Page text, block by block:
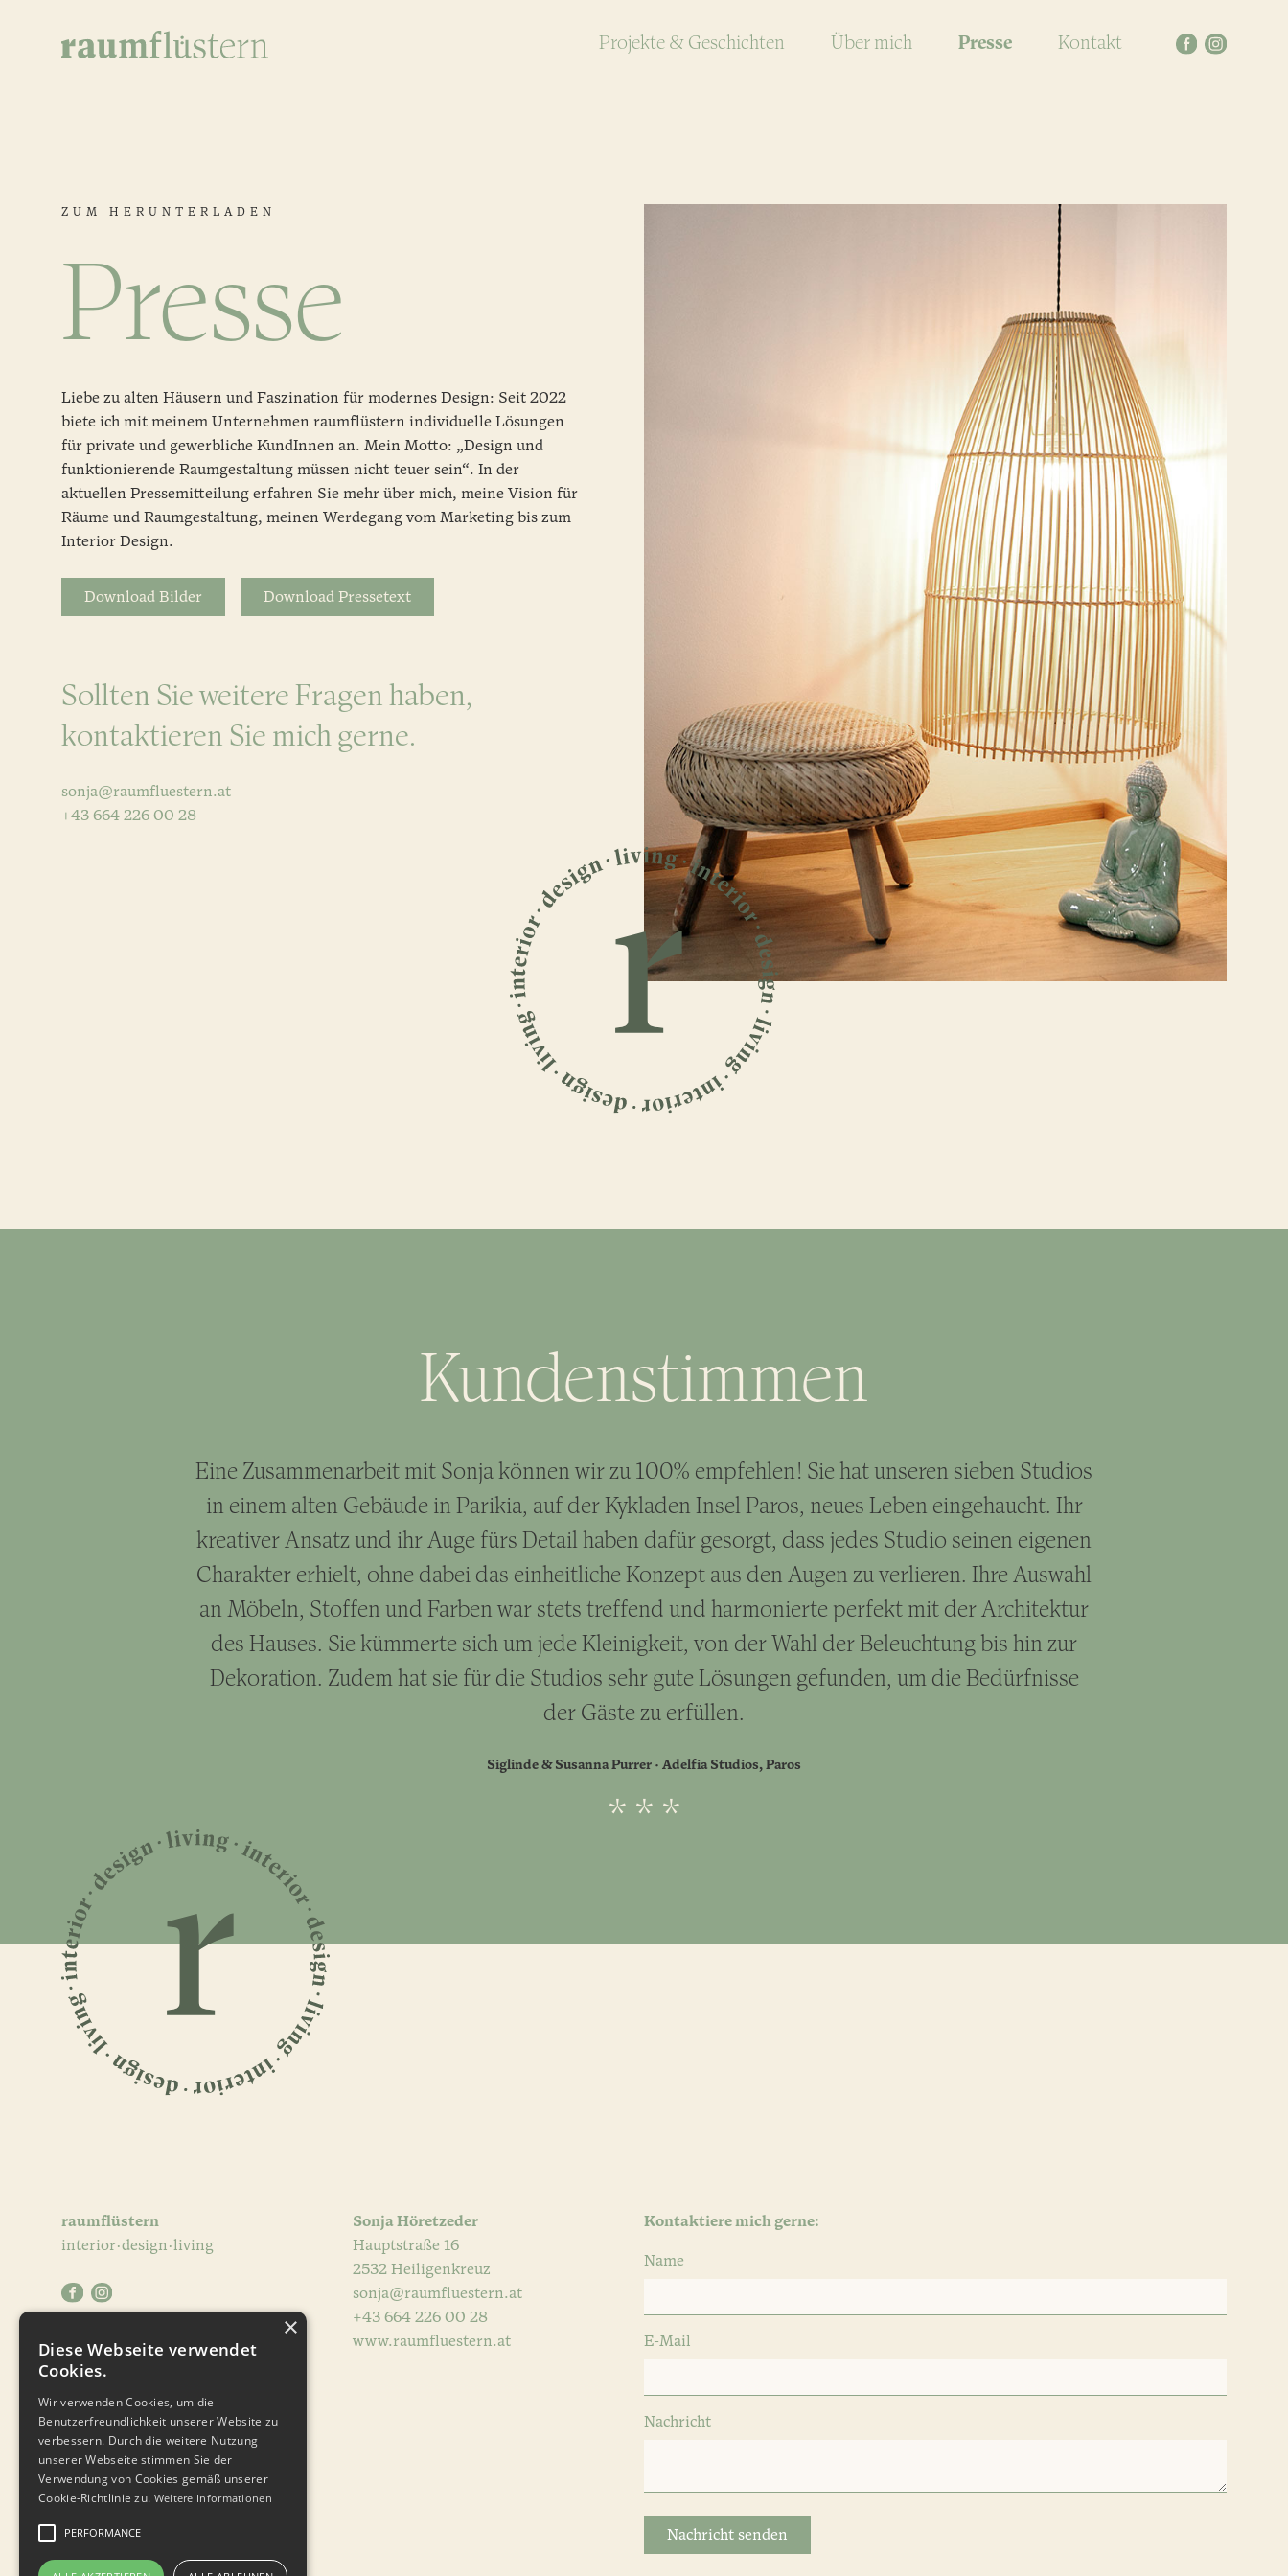
Projekte & Geschichten Über mich Presse Kontakt
ZUM HERUNTERLADEN
Presse
Liebe zu alten Häusern und Faszination für modernes Design: Seit 2022
biete ich mit meinem Unternehmen raumflüstern individuelle Lösungen
für private und gewerbliche KundInnen an. Mein Motto: „Design und
funktionierende Raumgestaltung müssen nicht teuer sein“. In der
aktuellen Pressemitteilung erfahren Sie mehr über mich, meine Vision für
Räume und Raumgestaltung, meinen Werdegang vom Marketing bis zum
Interior Design.
Download Bilder Download Pressetext
Sollten Sie weitere Fragen haben,
kontaktieren Sie mich gerne.
sonja@raumfluestern.at
+43 664 226 00 28
Kundenstimmen
Eine Zusammenarbeit mit Sonja können wir zu 100% empfehlen! Sie hat unseren sieben Studios
in einem alten Gebäude in Parikia, auf der Kykladen Insel Paros, neues Leben eingehaucht. Ihr
kreativer Ansatz und ihr Auge fürs Detail haben dafür gesorgt, dass jedes Studio seinen eigenen
Charakter erhielt, ohne dabei das einheitliche Konzept aus den Augen zu verlieren. Ihre Auswahl
an Möbeln, Stoffen und Farben war stets treffend und harmonierte perfekt mit der Architektur
des Hauses. Sie kümmerte sich um jede Kleinigkeit, von der Wahl der Beleuchtung bis hin zur
Dekoration. Zudem hat sie für die Studios sehr gute Lösungen gefunden, um die Bedürfnisse
der Gäste zu erfüllen.
Siglinde & Susanna Purrer · Adelfia Studios, Paros
* * *
raumflüstern
interior·design·living
Sonja Höretzeder
Hauptstraße 16
2532 Heiligenkreuz
sonja@raumfluestern.at
+43 664 226 00 28
www.raumfluestern.at
Kontaktiere mich gerne:
Name
E-Mail
Nachricht
×
Diese Webseite verwendet
Cookies.
Wir verwenden Cookies, um die
Benutzerfreundlichkeit unserer Website zu
verbessern. Durch die weitere Nutzung
unserer Webseite stimmen Sie der
Verwendung von Cookies gemäß unserer
Cookie-Richtlinie zu. Weitere Informationen
PERFORMANCE